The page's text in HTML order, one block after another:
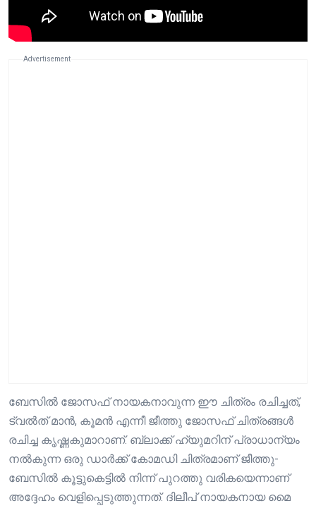
Advertisement
ബേസിൽ ജോസഫ് നായകനാവുന്ന ഈ ചിത്രം രചിച്ചത്,
ട്വൽത് മാൻ, കൂമൻ എന്നീ ജീത്തു ജോസഫ് ചിത്രങ്ങൾ
രചിച്ച കൃഷ്ണകുമാറാണ്. ബ്ലാക്ക് ഹ്യുമറിന് പ്രാധാന്യം
നൽകുന്ന ഒരു ഡാർക്ക് കോമഡി ചിത്രമാണ് ജീത്തു-
ബേസിൽ കൂട്ടുകെട്ടിൽ നിന്ന് പുറത്തു വരികയെന്നാണ്
അദ്ദേഹം വെളിപ്പെടുത്തുന്നത്. ദിലീപ് നായകനായ മൈ